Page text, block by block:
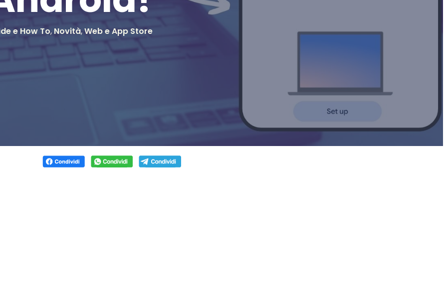
e How To, Novità,Web e App Store